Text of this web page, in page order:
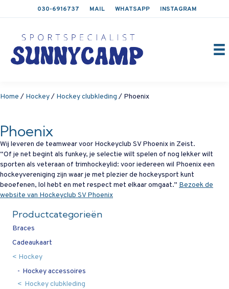
030-6916737 MAIL WHATSAPP INSTAGRAM
Home / Hockey/ Hockey clubkleding / Phoenix
Phoenix
Wij leveren de teamwear voor Hockeyclub SV Phoenix in Zeist.
“Of je net begint als funkey, je selectie wilt spelen of nog lekker wilt
sporten als veteraan of trimhockeylid: voor iedereen wil Phoenix een
hockeyvereniging zijn waar je met plezier de hockeysport kunt
beoefenen, lol hebt en met respect met elkaar omgaat.” Bezoek de
website van Hockeyclub SV Phoenix
Productcategorieën
Braces
Cadeaukaart
Hockey
Hockey accessoires
Hockey clubkleding